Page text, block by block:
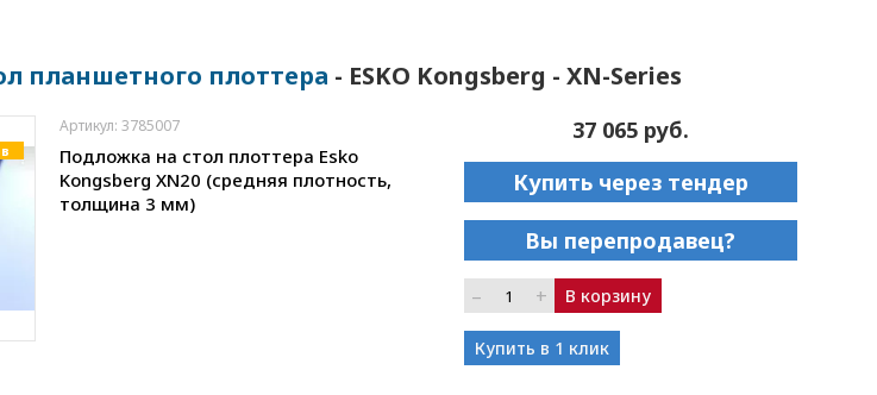
планшетного плоттера - ESKO Kongsberg - XN-Series
Артикул: 3785007
Подложка на стол плоттера Esko
Kongsberg XN20 (средняя плотность,
толщина 3 мм)
37 065 руб.
Купить через тендер
Вы перепродавец?
– + В корзину
Купить в 1 клик